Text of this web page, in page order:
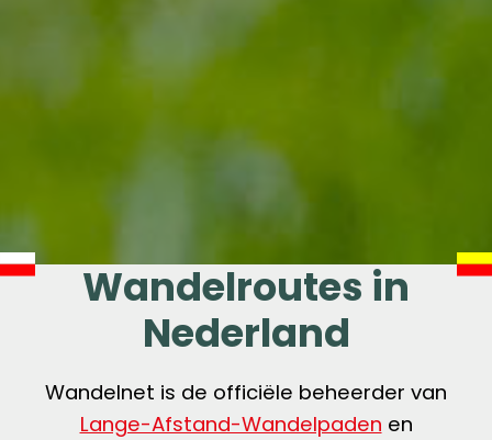
Wandelroutes in
Nederland
Wandelnet is de officiële beheerder van
Lange-Afstand-Wandelpaden en